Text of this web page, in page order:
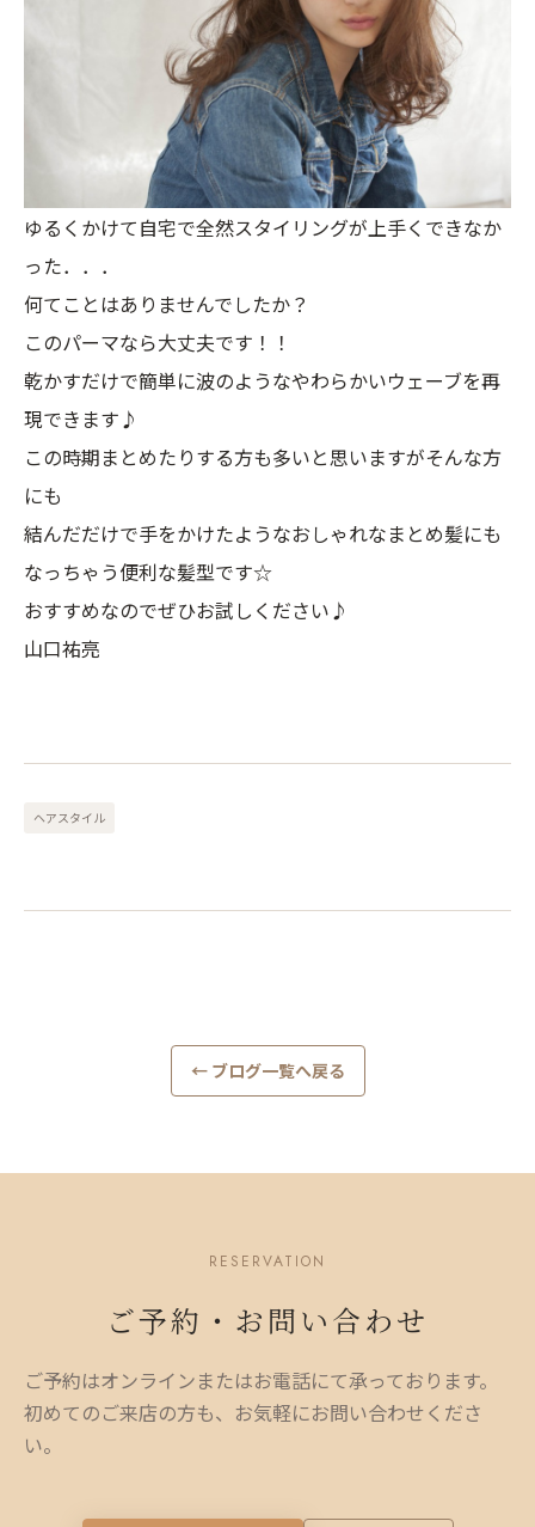
ゆるくかけて自宅で全然スタイリングが上手くできなか
った．．．
何てことはありませんでしたか？
このパーマなら大丈夫です！！
乾かすだけで簡単に波のようなやわらかいウェーブを再
現できます♪
この時期まとめたりする方も多いと思いますがそんな方
にも
結んだだけで手をかけたようなおしゃれなまとめ髪にも
なっちゃう便利な髪型です☆
おすすめなのでぜひお試しください♪
山口祐亮
ヘアスタイル
← ブログ一覧へ戻る
RESERVATION
ご予約・お問い合わせ
ご予約はオンラインまたはお電話にて承っております。
初めてのご来店の方も、お気軽にお問い合わせくださ
い。